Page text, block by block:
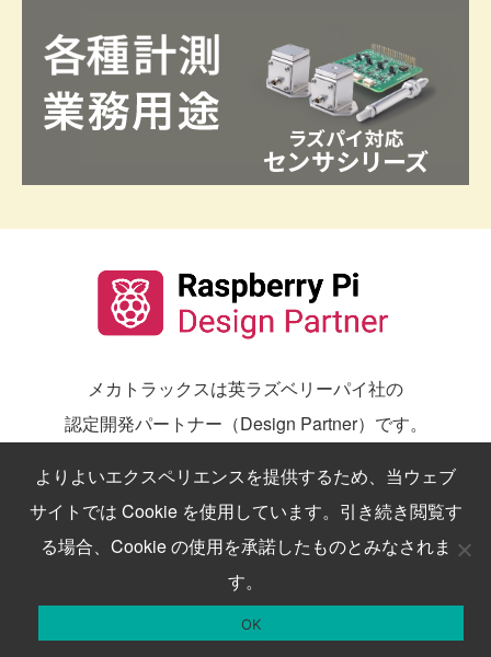
メカトラックスは英ラズベリーパイ社の
認定開発パートナー（Design Partner）です。
ラズベリーパイ（Raspberry Pi）を
仕事（業務）で使うとき
ありませんか？
よりよいエクスペリエンスを提供するため、当ウェブ
サイトでは Cookie を使用しています。引き続き閲覧す
る場合、Cookie の使用を承諾したものとみなされま
す。
OK